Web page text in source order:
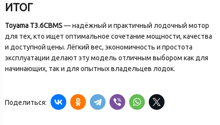
ИТОГ
Toyama T3.6CBMS— надёжный и практичный лодочный мотор
для тех, кто ищет оптимальное сочетание мощности, качества
и доступной цены. Лёгкий вес, экономичность и простота
эксплуатации делают эту модель отличным выбором как для
начинающих, так и для опытных владельцев лодок.
Поделиться: